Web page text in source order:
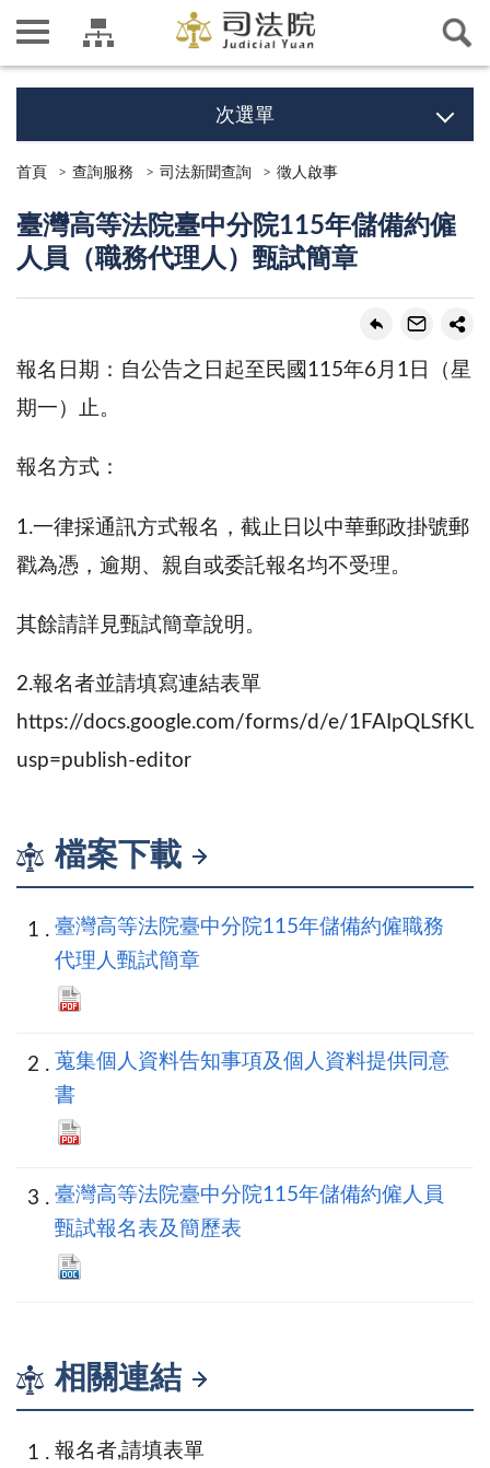
次選單
首頁 查詢服務 司法新聞查詢 徵人啟事
臺灣高等法院臺中分院115年儲備約僱
人員（職務代理人）甄試簡章
報名日期：自公告之日起至民國115年6月1日（星
期一）止。
報名方式：
1.一律採通訊方式報名，截止日以中華郵政掛號郵
戳為憑，逾期、親自或委託報名均不受理。
其餘請詳見甄試簡章說明。
2.報名者並請填寫連結表單
https://docs.google.com/forms/d/e/
usp=publish-editor
檔案下載
臺灣高等法院臺中分院115年儲備約僱職務
代理人甄試簡章
蒐集個人資料告知事項及個人資料提供同意
書
臺灣高等法院臺中分院115年儲備約僱人員
甄試報名表及簡歷表
相關連結
報名者,請填表單